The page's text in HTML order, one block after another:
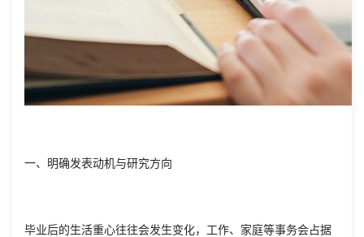
一、明确发表动机与研究方向
毕业后的生活重心往往会发生变化，工作、家庭等事务会占据